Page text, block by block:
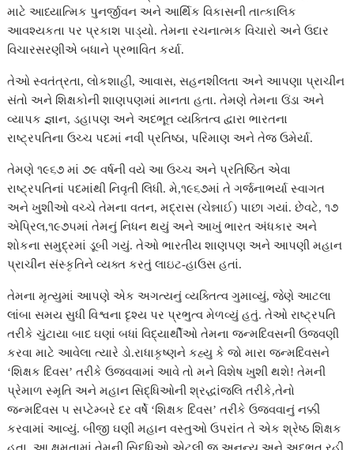
માટે આધ્યાત્મિક પુનર્જીવન અને આર્થિક વિકાસની તાત્કાલિક
આવશ્યકતા પર પ્રકાશ પાડ્યો. તેમના રચનાત્મક વિચારો અને ઉદાર
વિચારસરણીએ બધાને પ્રભાવિત કર્યા.
તેઓ સ્વતંત્રતા, લોકશાહી, આવાસ, સહનશીલતા અને આપણા પ્રાચીન
સંતો અને શિક્ષકોની શાણપણમાં માનતા હતા. તેમણે તેમના ઉંડા અને
વ્યાપક જ્ઞાન, ડહાપણ અને અદભૂત વ્યક્તિત્વ દ્વારા ભારતના
રાષ્ટ્રપતિના ઉચ્ચ પદમાં નવી પ્રતિષ્ઠા, પરિમાણ અને તેજ ઉમેર્યા.
તેમણે ૧૯૬૭ માં ૭૯ વર્ષની વયે આ ઉચ્ચ અને પ્રતિષ્ઠિત એવા
રાષ્ટ્રપતિનાં પદમાંથી નિવૃતી લિધી. મે,૧૯૬૭માં તે ગર્જનાભર્યા સ્વાગત
અને ખુશીઓ વચ્ચે તેમના વતન, મદ્રાસ (ચેન્નાઈ) પાછા ગયાં. છેવટે, ૧૭
એપ્રિલ,૧૯૭૫માં તેમનું નિધન થયું અને આખું ભારત અંધકાર અને
શોકના સમુદ્રમાં ડૂબી ગયું. તેઓ ભારતીય શાણપણ અને આપણી મહાન
પ્રાચીન સંસ્કૃતિને વ્યક્ત કરતું લાઇટ-હાઉસ હતાં.
તેમના મૃત્યુમાં આપણે એક અગત્યનું વ્યક્તિત્વ ગુમાવ્યું, જેણે આટલા
લાંબા સમય સુધી વિશ્વના દૃશ્ય પર પ્રભુત્વ મેળવ્યું હતું. તેઓ રાષ્ટ્રપતિ
તરીકે ચુંટાયા બાદ ઘણાં બધાં વિદ્યાર્થીઓ તેમના જન્મદિવસની ઉજવણી
કરવા માટે આવેલા ત્યારે ડો.રાધાકૃષ્ણને કહ્યુ કે જો મારા જન્મદિવસને
‘શિક્ષક દિવસ’ તરીકે ઉજવવામાં આવે તો મને વિશેષ ખુશી થશે! તેમની
પ્રેમાળ સ્મૃતિ અને મહાન સિદ્ધિઓની શ્રદ્ધાંજલિ તરીકે,તેનો
જન્મદિવસ ૫ સપ્ટેમ્બરે દર વર્ષે ‘શિક્ષક દિવસ’ તરીકે ઉજવવાનું નક્કી
કરવામાં આવ્યું. બીજી ઘણી મહાન વસ્તુઓ ઉપરાંત તે એક શ્રેષ્ઠ શિક્ષક